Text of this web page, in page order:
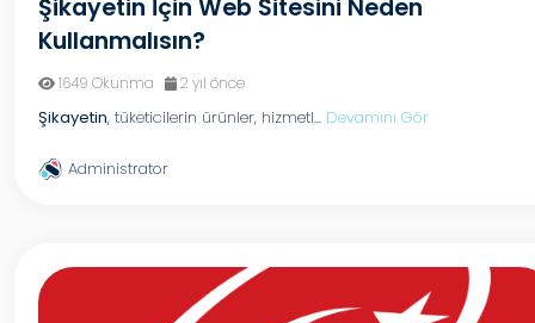
Şikayetin İçin Web Sitesini Neden
Kullanmalısın?
1649 Okunma 2 yıl önce
Şikayetin, tüketicilerin ürünler, hizmetl... Devamını Gör
Administrator